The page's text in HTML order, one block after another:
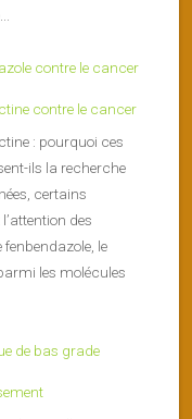
contre le cancer
: pourquoi ces
ils la recherche
certains
des
le
les molécules